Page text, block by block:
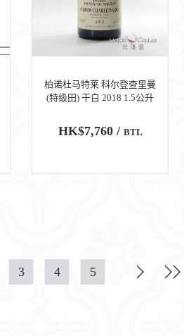
柏诺杜马特莱 科尔登查里曼
(特级田) 干白 2018 1.5公升
HK$7,760 / BTL
3 4 5